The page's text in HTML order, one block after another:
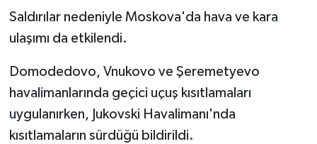
Saldırılar nedeniyle Moskova'da hava ve kara
ulaşımı da etkilendi.
Domodedovo, Vnukovo ve Şeremetyevo
havalimanlarında geçici uçuş kısıtlamaları
uygulanırken, Jukovski Havalimanı'nda
kısıtlamaların sürdüğü bildirildi.